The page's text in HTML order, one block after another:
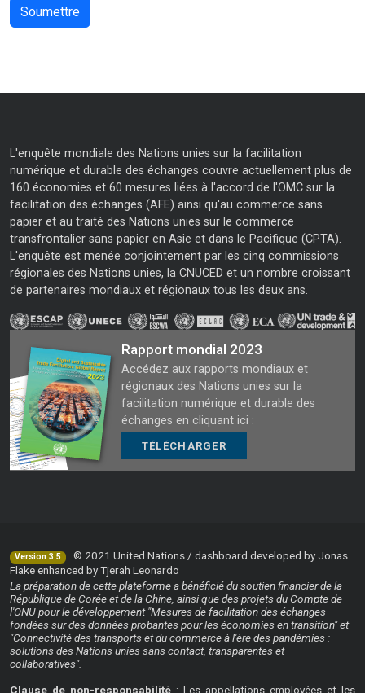
L'enquête mondiale des Nations unies sur la facilitation
numérique et durable des échanges couvre actuellement plus de
160 économies et 60 mesures liées à l'accord de l'OMC sur la
facilitation des échanges (AFE) ainsi qu'au commerce sans
papier et au traité des Nations unies sur le commerce
transfrontalier sans papier en Asie et dans le Pacifique (CPTA).
L'enquête est menée conjointement par les cinq commissions
régionales des Nations unies, la CNUCED et un nombre croissant
de partenaires mondiaux et régionaux tous les deux ans.
Rapport mondial 2023
Accédez aux rapports mondiaux et
régionaux des Nations unies sur la
facilitation numérique et durable des
échanges en cliquant ici :
TÉLÉCHARGER
Version 3.5
© 2021 United Nations / dashboard developed by Jonas
Flake enhanced by Tjerah Leonardo
La préparation de cette plateforme a bénéficié du soutien financier de la
République de Corée et de la Chine, ainsi que des projets du Compte de
l'ONU pour le développement "Mesures de facilitation des échanges
fondées sur des données probantes pour les économies en transition" et
"Connectivité des transports et du commerce à l'ère des pandémies :
solutions des Nations unies sans contact, transparentes et
collaboratives".
Clause de non-responsabilité : Les appellations employées et les